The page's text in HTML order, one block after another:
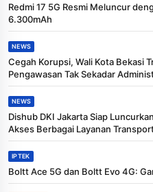
Redmi 17 5G Resmi Meluncur
6.300mAh
NEWS
Cegah Korupsi, Wali Kota Bekasi
Pengawasan Tak Sekadar
NEWS
Dishub DKI Jakarta Siap
Akses Berbagai Layanan
IPTEK
Boltt Ace 5G dan Boltt Evo 4G: